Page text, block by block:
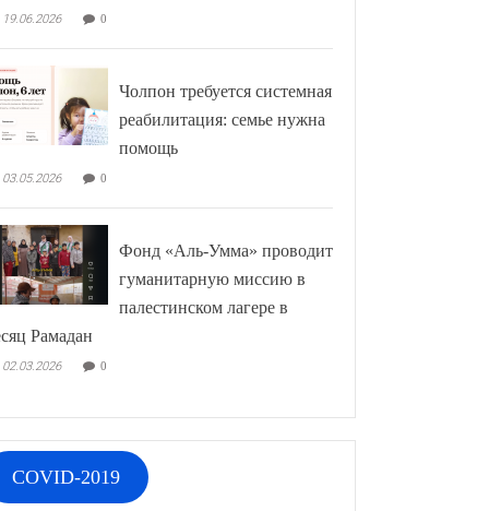
19.06.2026 0
Чолпон требуется системная
реабилитация: семье нужна
помощь
03.05.2026 0
Фонд «Аль-Умма» проводит
гуманитарную миссию в
палестинском лагере в
Рамадан
02.03.2026 0
COVID-2019